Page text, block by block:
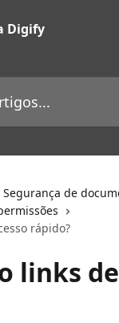
Segurança de
rápido?
links